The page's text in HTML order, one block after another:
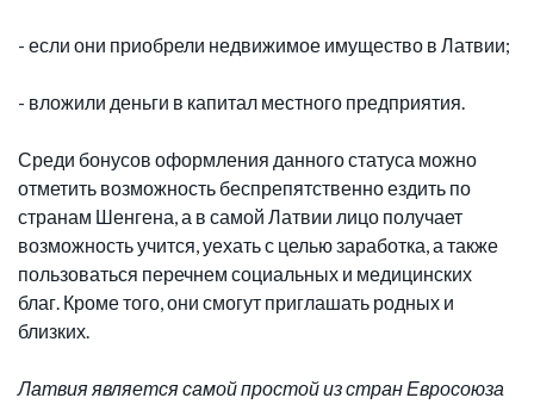
- если они приобрели недвижимое имущество в Латвии;
- вложили деньги в капитал местного предприятия.
Среди бонусов оформления данного статуса можно
отметить возможность беспрепятственно ездить по
странам Шенгена, а в самой Латвии лицо получает
возможность учится, уехать с целью заработка, а также
пользоваться перечнем социальных и медицинских
благ. Кроме того, они смогут приглашать родных и
близких.
Латвия является самой простой из стран Евросоюза